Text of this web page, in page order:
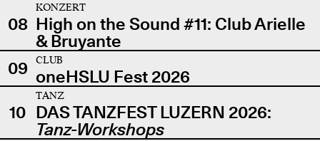
08
KONZERT
High on the Sound #11: Club Arielle
& Bruyante
09
CLUB
oneHSLU Fest 2026
10
TANZ
DAS TANZFEST LUZERN 2026:
Tanz-Workshops